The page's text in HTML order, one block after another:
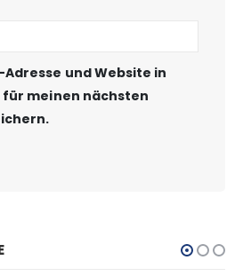
Adresse und Website in
für meinen nächsten